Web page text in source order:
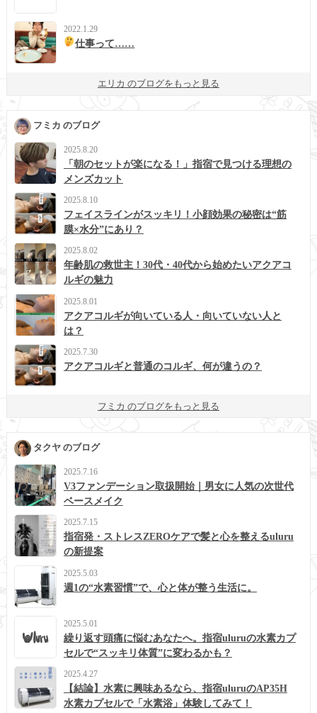
2022.1.29
仕事って……
エリカ のブログをもっと見る
フミカ のブログ
2025.8.20
「朝のセットが楽になる！」指宿で見つける理想の
メンズカット
2025.8.10
フェイスラインがスッキリ！小顔効果の秘密は“筋
膜×水分”にあり？
2025.8.02
年齢肌の救世主！30代・40代から始めたいアクアコ
ルギの魅力
2025.8.01
アクアコルギが向いている人・向いていない人と
は？
2025.7.30
アクアコルギと普通のコルギ、何が違うの？
フミカ のブログをもっと見る
タクヤ のブログ
2025.7.16
V3ファンデーション取扱開始｜男女に人気の次世代
ベースメイク
2025.7.15
指宿発・ストレスZEROケアで髪と心を整えるuluru
の新提案
2025.5.03
週1の“水素習慣”で、心と体が整う生活に。
2025.5.01
繰り返す頭痛に悩むあなたへ。指宿uluruの水素カプ
セルで“スッキリ体質”に変わるかも？
2025.4.27
【結論】水素に興味あるなら、指宿uluruのAP35H
水素カプセルで「水素浴」体験してみて！